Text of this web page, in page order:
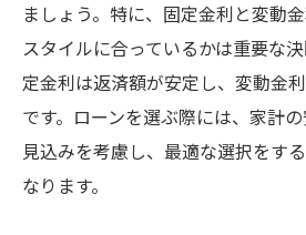
ましょう。特に、固定金利と変動
スタイルに合っているかは重要な
定金利は返済額が安定し、変動金
です。ローンを選ぶ際には、家計
見込みを考慮し、最適な選択をす
なります。